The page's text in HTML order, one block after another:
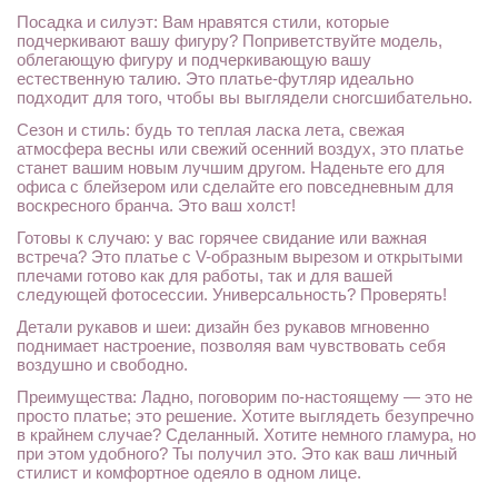
Посадка и силуэт: Вам нравятся стили, которые
подчеркивают вашу фигуру? Поприветствуйте модель,
облегающую фигуру и подчеркивающую вашу
естественную талию. Это платье-футляр идеально
подходит для того, чтобы вы выглядели сногсшибательно.
Сезон и стиль: будь то теплая ласка лета, свежая
атмосфера весны или свежий осенний воздух, это платье
станет вашим новым лучшим другом. Наденьте его для
офиса с блейзером или сделайте его повседневным для
воскресного бранча. Это ваш холст!
Готовы к случаю: у вас горячее свидание или важная
встреча? Это платье с V-образным вырезом и открытыми
плечами готово как для работы, так и для вашей
следующей фотосессии. Универсальность? Проверять!
Детали рукавов и шеи: дизайн без рукавов мгновенно
поднимает настроение, позволяя вам чувствовать себя
воздушно и свободно.
Преимущества: Ладно, поговорим по-настоящему — это не
просто платье; это решение. Хотите выглядеть безупречно
в крайнем случае? Сделанный. Хотите немного гламура, но
при этом удобного? Ты получил это. Это как ваш личный
стилист и комфортное одеяло в одном лице.